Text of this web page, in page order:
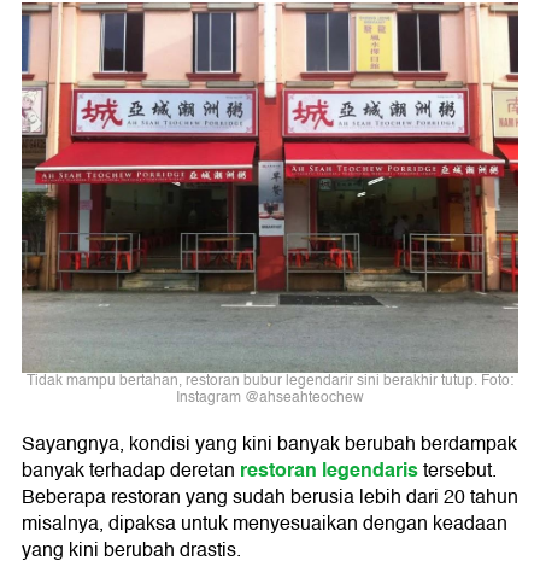
Tidak mampu bertahan, restoran bubur legendarir sini berakhir tutup. Foto:
Instagram @ahseahteochew
Sayangnya, kondisi yang kini banyak berubah berdampak
banyak terhadap deretan restoran legendaristersebut.
Beberapa restoran yang sudah berusia lebih dari 20 tahun
misalnya, dipaksa untuk menyesuaikan dengan keadaan
yang kini berubah drastis.